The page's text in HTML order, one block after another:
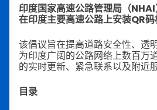
印度国家高速公路管理局（NHAI
在印度主要高速公路上安装QR码
该倡议旨在提高道路安全性、透
为印度广阔的公路网络上数百万
的实时更新、紧急联系以及附近服
目录